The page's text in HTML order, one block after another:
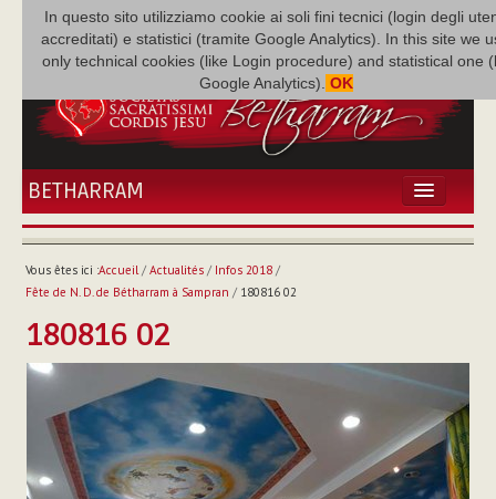
In questo sito utilizziamo cookie ai soli fini tecnici (login degli
accreditati) e statistici (tramite Google Analytics). In this site we
only technical cookies (like Login procedure) and statistical one
Google Analytics). OK
BETHARRAM
ACCUEIL
BÉTHARRAM
MISSION
NEF
MULTIMÉDIA
P. AUGUSTE ETCHÉCOPAR
Vous êtes ici :Accueil/ Actualités/ Infos 2018/
Fête de N. D. de Bétharram à Sampran / 180816 02
180816 02